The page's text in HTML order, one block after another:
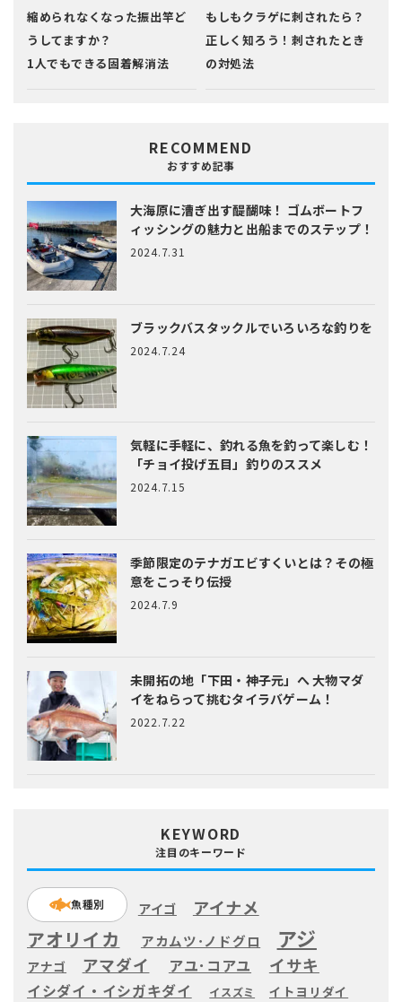
縮められなくなった振出竿ど
うしてますか？
1人でもできる固着解消法
もしもクラゲに刺されたら？
正しく知ろう！刺されたとき
の対処法
RECOMMEND
おすすめ記事
大海原に漕ぎ出す醍醐味！ ゴムボートフ
ィッシングの魅力と出船までのステップ！
2024.7.31
ブラックバスタックルでいろいろな釣りを
2024.7.24
気軽に手軽に、釣れる魚を釣って楽しむ！
「チョイ投げ五目」釣りのススメ
2024.7.15
季節限定のテナガエビすくいとは？ その極
意をこっそり伝授
2024.7.9
未開拓の地「下田・神子元」へ大物マダ
イをねらって挑むタイラバゲーム！
2022.7.22
KEYWORD
注目のキーワード
魚種別 アイゴ アイナメ
アオリイカ アカムツ･ノドグロ アジ
アナゴ アマダイ アユ･コアユ イサキ
イシダイ・イシガキダイ イスズミ イトヨリダイ